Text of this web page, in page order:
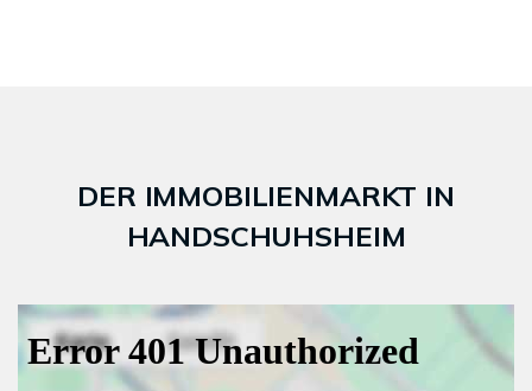
DER IMMOBILIENMARKT IN
HANDSCHUHSHEIM